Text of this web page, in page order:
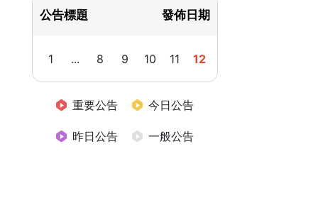
公告標題 發佈日期
1 ... 8 9 10 11 12
重要公告 今日公告
昨日公告 一般公告